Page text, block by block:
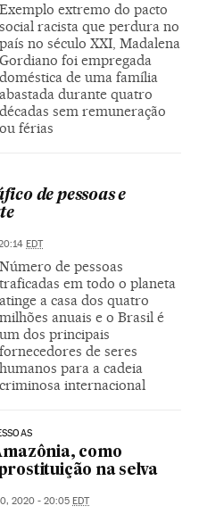
Exemplo extremo do pacto
social racista que perdura no
país no século XXI, Madalena
Gordiano foi empregada
doméstica de uma família
abastada durante quatro
décadas sem remuneração
ou férias
de pessoas e
EDT
Número de pessoas
traficadas em todo o planeta
atinge a casa dos quatro
milhões anuais e o Brasil é
um dos principais
fornecedores de seres
humanos para a cadeia
criminosa internacional
como
na selva
2020 - 20:05 EDT